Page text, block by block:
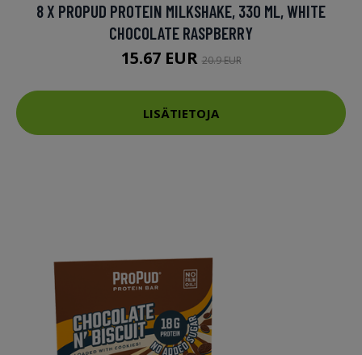
8 X PROPUD PROTEIN MILKSHAKE, 330 ML, WHITE
CHOCOLATE RASPBERRY
15.67 EUR20.9 EUR
LISÄTIETOJA